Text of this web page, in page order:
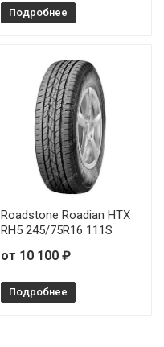
Подробнее
Roadstone Roadian HTX
RH5 245/75R16 111S
от 10 100 ₽
Подробнее